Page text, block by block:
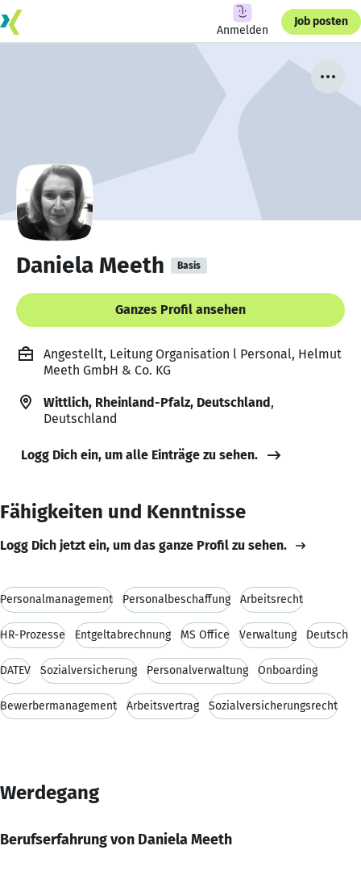
Anmelden
Job posten
Daniela Meeth Basis
Ganzes Profil ansehen
Angestellt, Leitung Organisation l Personal, Helmut
Meeth GmbH & Co. KG
Wittlich, Rheinland-Pfalz, Deutschland,
Deutschland
Logg Dich ein, um alle Einträge zu sehen.
Fähigkeiten und Kenntnisse
Logg Dich jetzt ein, um das ganze Profil zu sehen.
Personalmanagement Personalbeschaffung Arbeitsrecht
HR-Prozesse Entgeltabrechnung MS Office Verwaltung Deutsch
DATEV Sozialversicherung Personalverwaltung Onboarding
Bewerbermanagement Arbeitsvertrag Sozialversicherungsrecht
Werdegang
Berufserfahrung von Daniela Meeth